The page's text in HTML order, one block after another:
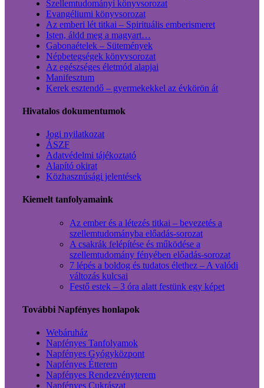
Szellemtudományi könyvsorozat
Evangéliumi könyvsorozat
Az emberi lét titkai – Spirituális emberismeret
Isten, áldd meg a magyart…
Gabonaételek – Sütemények
Népbetegségek könyvsorozat
Az egészséges életmód alapjai
Manifesztum
Kerek esztendő – gyermekekkel az évkörön át
Hivatalos dokumentumok
Jogi nyilatkozat
ÁSZF
Adatvédelmi tájékoztató
Alapító okirat
Közhasznúsági jelentések
Kiemelt tanfolyamaink
Az ember és a létezés titkai – bevezetés a
szellemtudományba előadás-sorozat
A csakrák felépítése és működése a
szellemtudomány fényében előadás-sorozat
7 lépés a boldog és tudatos élethez – A valódi
változás kulcsai
Festő estek – 3 óra alatt festünk egy képet
További Napfényes honlapok
Webáruház
Napfényes Tanfolyamok
Napfényes Gyógyközpont
Napfényes Étterem
Napfényes Rendezvényterem
Napfényes Cukrászat